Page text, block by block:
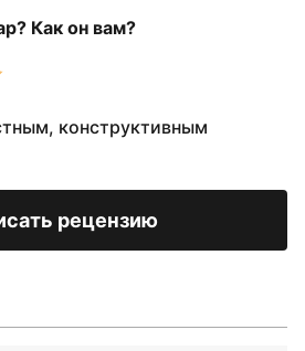
Как он вам?
конструктивным
рецензию